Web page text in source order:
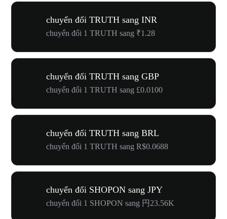
chuyển đổi TRUTH sang INR
chuyển đổi 1 TRUTH sang ₹1.28
chuyển đổi TRUTH sang GBP
chuyển đổi 1 TRUTH sang £0.0100
chuyển đổi TRUTH sang BRL
chuyển đổi 1 TRUTH sang R$0.0688
chuyển đổi SHOPON sang JPY
chuyển đổi 1 SHOPON sang 円23.56K